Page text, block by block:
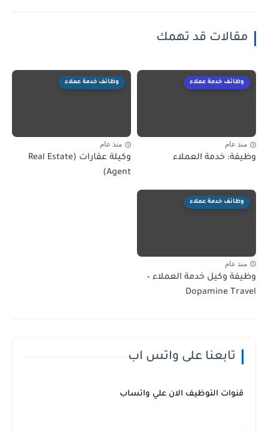
مقالات قد تهمك
وظائف خدمة عملاء
منذ عام
وظيفة: خدمة العملاء
وظائف خدمة عملاء
منذ عام
وكيلة عقارات (Real Estate
Agent)
وظائف خدمة عملاء
منذ عام
وظيفة وكيل خدمة العملاء –
Dopamine Travel
تابعنا على واتس اب
قنوات التوظيف الان علي واتساب